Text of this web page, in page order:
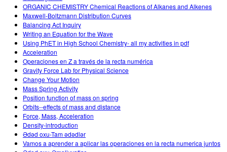
ORGANIC CHEMISTRY Chemical Reactions of Alkanes and Alkenes
Maxwell-Boltzmann Distribution Curves
Balancing Act Inquiry
Writing an Equation for the Wave
Using PhET in High School Chemistry- all my activities in pdf
Acceleration
Operaciones en Z a través de la recta numérica
Gravity Force Lab for Physical Science
Change Your Motion
Mass Spring Activity
Position function of mass on spring
Orbits--effects of mass and distance
Force, Mass, Acceleration
Density-introduction
Ədəd oxu-Tam ədədlər
Vamos a aprender a aplicar las operaciones en la recta numerica juntos